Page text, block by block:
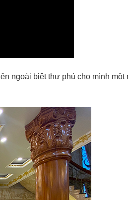
ngoài biệt thự phủ cho mình một